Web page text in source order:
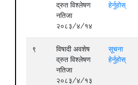
द्रुत विश्लेषण
नतिजा
२०८३/४/१४
हेर्नुहोस्
९
विषादी अवशेष
द्रुत विश्लेषण
नतिजा
२०८३/४/१३
सूचना
हेर्नुहोस्